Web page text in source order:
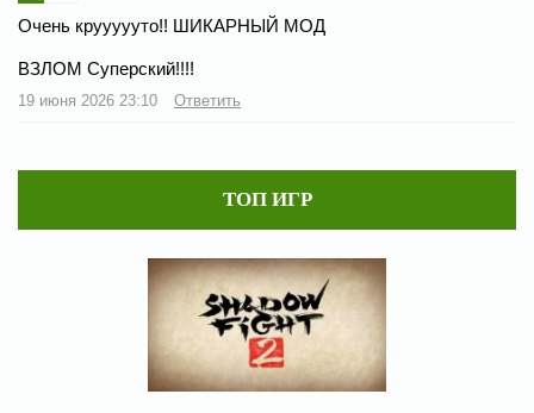
Очень круууууто!! ШИКАРНЫЙ МОД
ВЗЛОМ Суперский!!!!
19 июня 2026 23:10 Ответить
ТОП ИГР